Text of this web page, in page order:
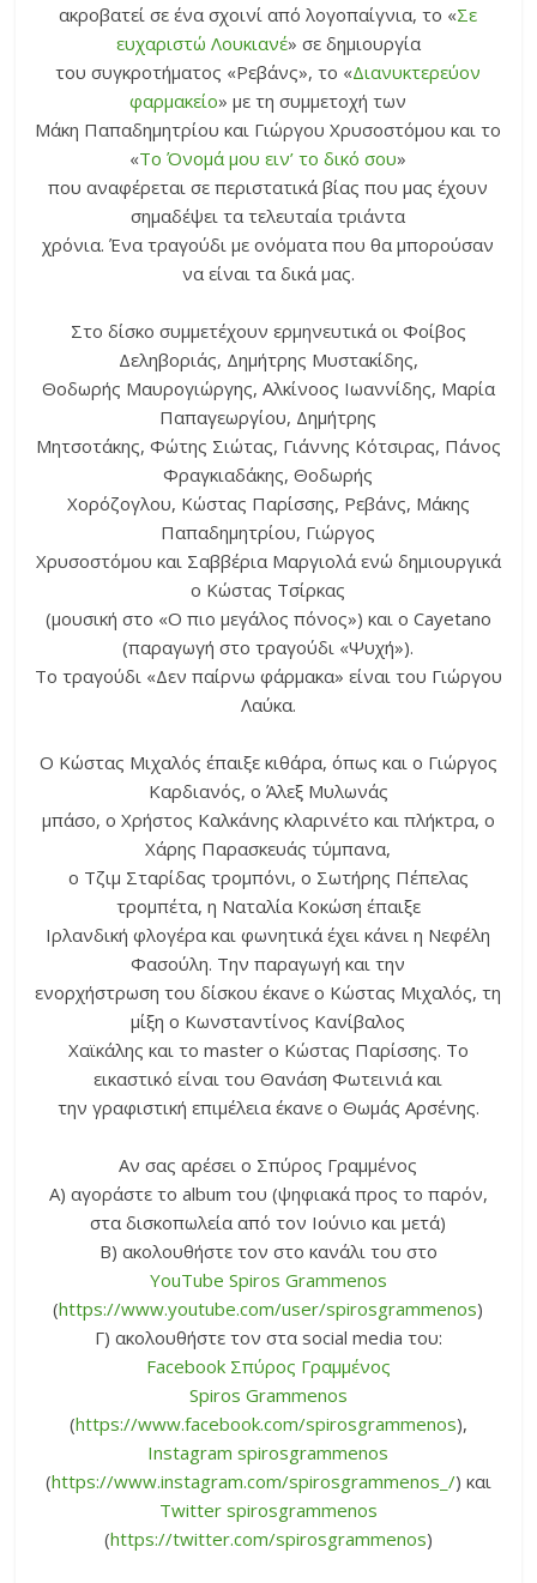
ακροβατεί σε ένα σχοινί από λογοπαίγνια, το «Σε
ευχαριστώ Λουκιανέ» σε δημιουργία
του συγκροτήματος «Ρεβάνς», το «Διανυκτερεύον
φαρμακείο» με τη συμμετοχή των
Μάκη Παπαδημητρίου και Γιώργου Χρυσοστόμου και το
«Το Όνομά μου ειν’ το δικό σου»
που αναφέρεται σε περιστατικά βίας που μας έχουν
σημαδέψει τα τελευταία τριάντα
χρόνια. Ένα τραγούδι με ονόματα που θα μπορούσαν
να είναι τα δικά μας.
Στο δίσκο συμμετέχουν ερμηνευτικά οι Φοίβος
Δεληβοριάς, Δημήτρης Μυστακίδης,
Θοδωρής Μαυρογιώργης, Αλκίνοος Ιωαννίδης, Μαρία
Παπαγεωργίου, Δημήτρης
Μητσοτάκης, Φώτης Σιώτας, Γιάννης Κότσιρας, Πάνος
Φραγκιαδάκης, Θοδωρής
Χορόζογλου, Κώστας Παρίσσης, Ρεβάνς, Μάκης
Παπαδημητρίου, Γιώργος
Χρυσοστόμου και Σαββέρια Μαργιολά ενώ δημιουργικά
ο Κώστας Τσίρκας
(μουσική στο «Ο πιο μεγάλος πόνος») και ο Cayetano
(παραγωγή στο τραγούδι «Ψυχή»).
Το τραγούδι «Δεν παίρνω φάρμακα» είναι του Γιώργου
Λαύκα.
O Κώστας Μιχαλός έπαιξε κιθάρα, όπως και ο Γιώργος
Καρδιανός, ο Άλεξ Μυλωνάς
μπάσο, ο Χρήστος Καλκάνης κλαρινέτο και πλήκτρα, ο
Χάρης Παρασκευάς τύμπανα,
ο Τζιμ Σταρίδας τρομπόνι, ο Σωτήρης Πέπελας
τρομπέτα, η Ναταλία Κοκώση έπαιξε
Ιρλανδική φλογέρα και φωνητικά έχει κάνει η Νεφέλη
Φασούλη. Την παραγωγή και την
ενορχήστρωση του δίσκου έκανε ο Κώστας Μιχαλός, τη
μίξη ο Κωνσταντίνος Κανίβαλος
Χαϊκάλης και το master ο Κώστας Παρίσσης. Το
εικαστικό είναι του Θανάση Φωτεινιά και
την γραφιστική επιμέλεια έκανε ο Θωμάς Αρσένης.
Αν σας αρέσει ο Σπύρος Γραμμένος
Α) αγοράστε το album του (ψηφιακά προς το παρόν,
στα δισκοπωλεία από τον Ιούνιο και μετά)
Β) ακολουθήστε τον στο κανάλι του στο
YouTube Spiros Grammenos
(https://www.youtube.com/user/spirosgrammenos)
Γ) ακολουθήστε τον στα social media του:
Facebook Σπύρος Γραμμένος
Spiros Grammenos
(https://www.facebook.com/spirosgrammenos),
Instagram spirosgrammenos
(https://www.instagram.com/spirosgrammenos_/) και
Twitter spirosgrammenos
(https://twitter.com/spirosgrammenos)